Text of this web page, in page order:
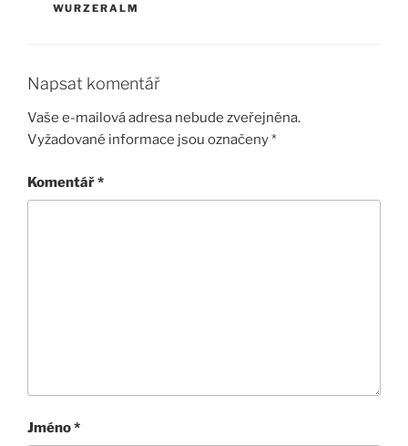
WURZERALM
Napsat komentář
Vaše e-mailová adresa nebude zveřejněna.
Vyžadované informace jsou označeny*
Komentář*
Jméno*